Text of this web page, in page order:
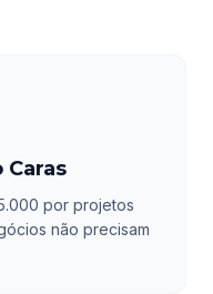
Caras
por projetos
não precisam